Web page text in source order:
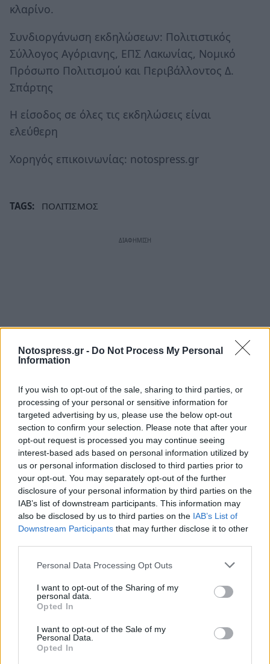
Notospress.gr - Do Not Process My Personal
Information
If you wish to opt-out of the sale, sharing to third parties, or
processing of your personal or sensitive information for
targeted advertising by us, please use the below opt-out
section to confirm your selection. Please note that after your
opt-out request is processed you may continue seeing
interest-based ads based on personal information utilized by
us or personal information disclosed to third parties prior to
your opt-out. You may separately opt-out of the further
disclosure of your personal information by third parties on the
IAB’s list of downstream participants. This information may
also be disclosed by us to third parties on the IAB’s List of
Downstream Participants that may further disclose it to other
Personal Data Processing Opt Outs
I want to opt-out of the Sharing of my
personal data.
Opted In
I want to opt-out of the Sale of my
Personal Data.
Opted In
κλαρίνο.
Συνδιοργάνωση εκδηλώσεων: Πολιτιστικός
Σύλλογος Αγόριανης, ΕΠΣ Λακωνίας, Νομικό
Πρόσωπο Πολιτισμού και Περιβάλλοντος Δ.
Σπάρτης
Η είσοδος σε όλες τις εκδηλώσεις είναι
ελεύθερη
Χορηγός επικοινωνίας: notospress.gr
TAGS: ΠΟΛΙΤΙΣΜΟΣ
Σχετικά Άρθρα